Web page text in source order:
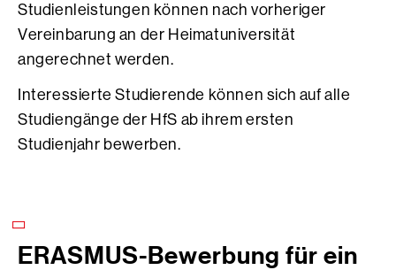
Studienleistungen können nach vorheriger
Vereinbarung an der Heimatuniversität
angerechnet werden.
Interessierte Studierende können sich auf alle
Studiengänge der HfS ab ihrem ersten
Studienjahr bewerben.
ERASMUS-Bewerbung für ein